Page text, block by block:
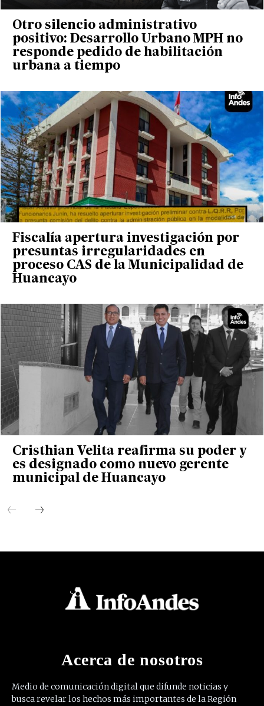
Otro silencio administrativo
positivo: Desarrollo Urbano MPH no
responde pedido de habilitación
urbana a tiempo
Fiscalía apertura investigación por
presuntas irregularidades en
proceso CAS de la Municipalidad de
Huancayo
Cristhian Velita reafirma su poder y
es designado como nuevo gerente
municipal de Huancayo
Acerca de nosotros
Medio de comunicación digital que difunde noticias y
busca revelar los hechos más importantes de la Región